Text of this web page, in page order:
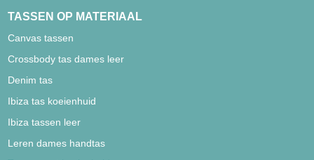
TASSEN OP MATERIAAL
Canvas tassen
Crossbody tas dames leer
Denim tas
Ibiza tas koeienhuid
Ibiza tassen leer
Leren dames handtas